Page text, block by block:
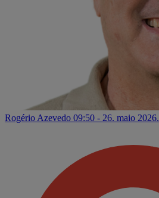
Rogério Azevedo 09:50 - 26. maio 2026.